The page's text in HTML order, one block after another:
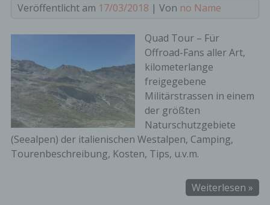
Veröffentlicht am 17/03/2018 | Von no Name
Quad Tour – Für
Offroad-Fans aller Art,
kilometerlange
freigegebene
Militärstrassen in einem
der größten
Naturschutzgebiete
(Seealpen) der italienischen Westalpen, Camping,
Tourenbeschreibung, Kosten, Tips, u.v.m.
Weiterlesen »